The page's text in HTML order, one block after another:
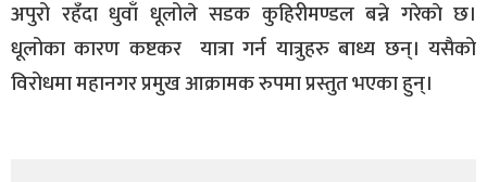
अपुरो रहँदा धुवाँ धूलोले सडक कुहिरीमण्डल बन्ने गरेकाे छ।
धूलोका कारण कष्टकर यात्रा गर्न यात्रुहरु बाध्य छन्। यसैको
विरोधमा महानगर प्रमुख आक्रामक रुपमा प्रस्तुत भएका हुन्।